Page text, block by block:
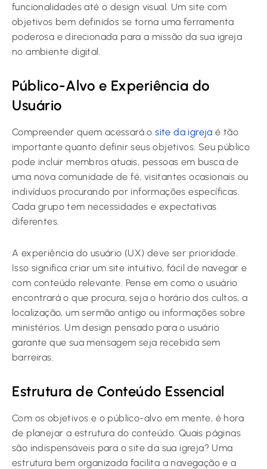
funcionalidades até o design visual. Um site com
objetivos bem definidos se torna uma ferramenta
poderosa e direcionada para a missão da sua igreja
no ambiente digital.
Público-Alvo e Experiência do
Usuário
Compreender quem acessará osite da igreja é tão
importante quanto definir seus objetivos. Seu público
pode incluir membros atuais, pessoas em busca de
uma nova comunidade de fé, visitantes ocasionais ou
indivíduos procurando por informações específicas.
Cada grupo tem necessidades e expectativas
diferentes.
A experiência do usuário (UX) deve ser prioridade.
Isso significa criar um site intuitivo, fácil de navegar e
com conteúdo relevante. Pense em como o usuário
encontrará o que procura, seja o horário dos cultos, a
localização, um sermão antigo ou informações sobre
ministérios. Um design pensado para o usuário
garante que sua mensagem seja recebida sem
barreiras.
Estrutura de Conteúdo Essencial
Com os objetivos e o público-alvo em mente, é hora
de planejar a estrutura do conteúdo. Quais páginas
são indispensáveis para o site da sua igreja? Uma
estrutura bem organizada facilita a navegação e a